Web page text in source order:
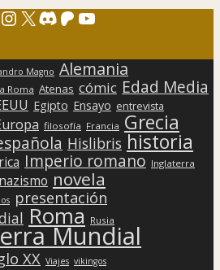
X Discord
Patreon
YouTube
Magno Alemania
Roma Atenas cómic Edad Media
Egipto Ensayo entrevista
filosofía Francia Grecia
Hislibris historia
Imperio romano Inglaterra
nazismo novela
presentación
Roma Rusia
Mundial
XX Viajes vikingos